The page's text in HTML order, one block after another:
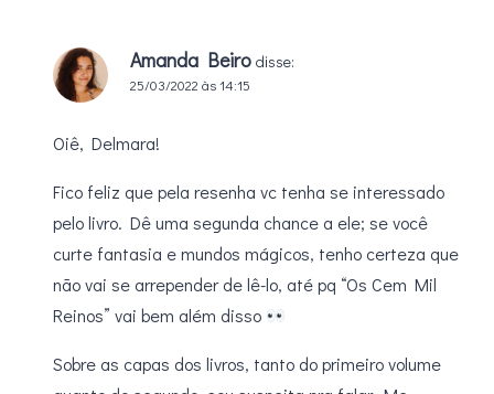
Amanda Beiro disse:
25/03/2022 às 14:15
Oiê, Delmara!
Fico feliz que pela resenha vc tenha se interessado
pelo livro. Dê uma segunda chance a ele; se você
curte fantasia e mundos mágicos, tenho certeza que
não vai se arrepender de lê-lo, até pq “Os Cem Mil
Reinos” vai bem além disso
Sobre as capas dos livros, tanto do primeiro volume